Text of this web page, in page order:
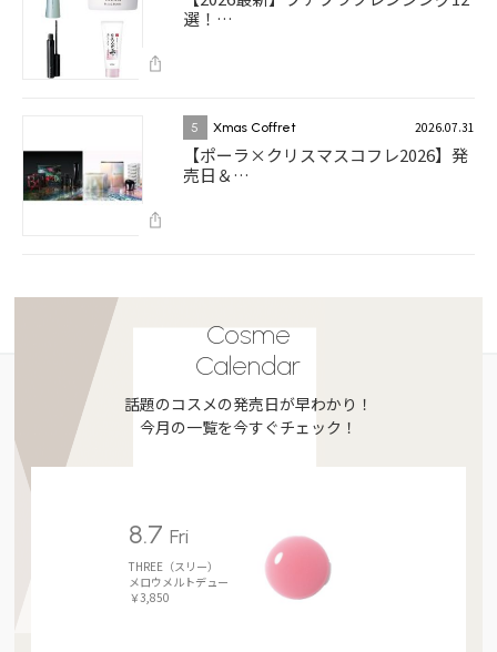
選！…
5 Xmas Coffret 2026.07.31
【ポーラ×クリスマスコフレ2026】発
売日＆…
Cosme
Calendar
話題のコスメの発売日が早わかり！
今月の一覧を今すぐチェック！
8.7Fri
THREE（スリー）
メロウメルトデュー
￥3,850